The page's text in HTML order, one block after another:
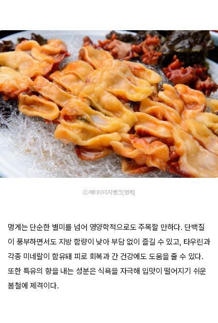
ⓒ게티이미지뱅크(멍게)
멍게는 단순한 별미를 넘어 영양학적으로도 주목할 만하다. 단백질
이 풍부하면서도 지방 함량이 낮아 부담 없이 즐길 수 있고, 타우린과
각종 미네랄이 함유돼 피로 회복과 간 건강에도 도움을 줄 수 있다.
또한 특유의 향을 내는 성분은 식욕을 자극해 입맛이 떨어지기 쉬운
봄철에 제격이다.